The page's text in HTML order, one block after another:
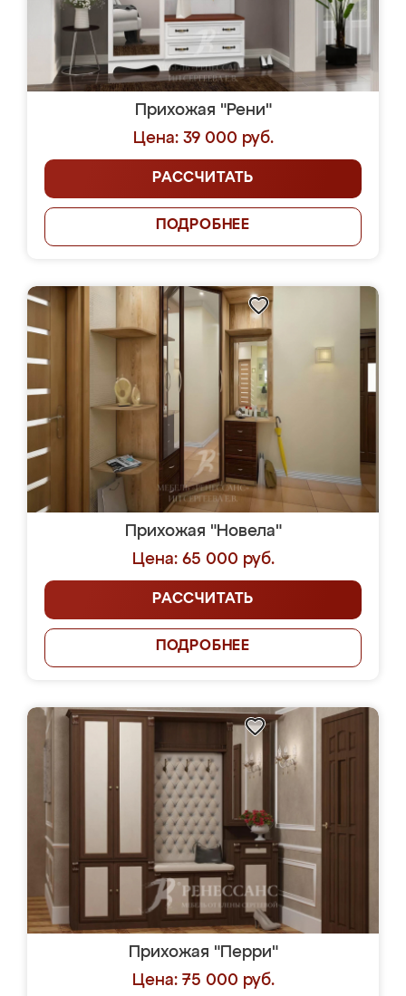
Прихожая "Рени"
Цена: 39 000 руб.
РАССЧИТАТЬ
ПОДРОБНЕЕ
Прихожая "Новела"
Цена: 65 000 руб.
РАССЧИТАТЬ
ПОДРОБНЕЕ
Прихожая "Перри"
Цена: 75 000 руб.